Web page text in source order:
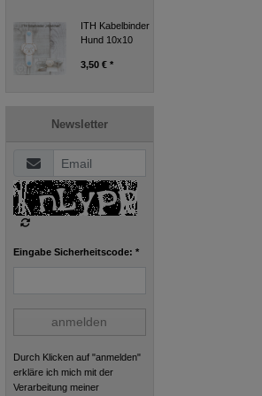
ITH Fuchs
7,99 € *
ITH Filz -
10x10 Rahmen,
Weihnachtsmann,
Rentier, Stern
9,90 € *
ITH Kabelbinder
Hund 10x10
3,50 € *
Newsletter
Eingabe Sicherheitscode: *
anmelden
Durch Klicken auf "anmelden"
erkläre ich mich mit der
Verarbeitung meiner